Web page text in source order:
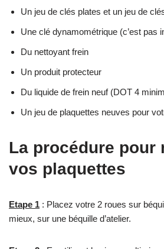
Un jeu de clés plates et un jeu de
Une clé dynamométrique (c’est pas
Du nettoyant frein
Un produit protecteur
Du liquide de frein neuf (DOT 4
Un jeu de plaquettes neuves pour
La procédure pour
vos plaquettes
Etape 1 : Placez votre 2 roues sur
mieux, sur une béquille d’atelier.